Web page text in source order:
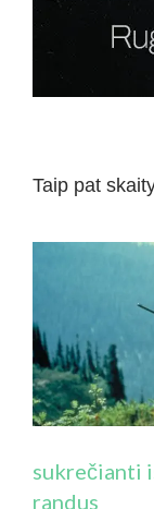
Taip pat
sukrečianti
randus